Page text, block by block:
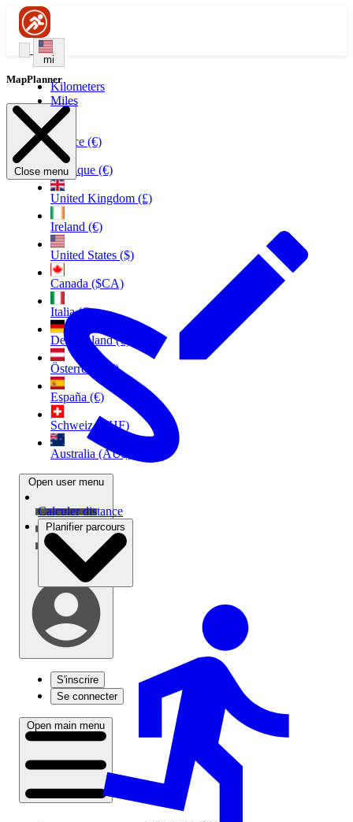
mi
Kilometers
Miles
France (€)
Belgique (€)
United Kingdom (£)
Ireland (€)
United States ($)
Canada ($CA)
Italia (€)
Deutschland (€)
Österreich (€)
España (€)
Schweiz (CHF)
Australia (AU$)
Open user menu
S'inscrire
Se connecter
Open main menu
MapPlanner
Close menu
Calculer distance
Planifier parcours